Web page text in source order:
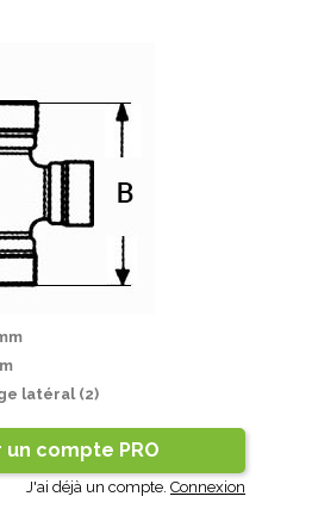
latéral (2)
un compte PRO
J'ai déjà un compte. Connexion